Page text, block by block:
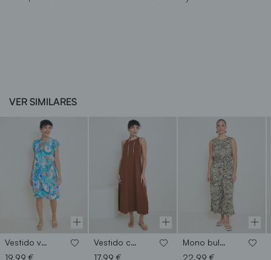
VER SIMILARES
Vestido volante estampado
19,99 €
Vestido cuello halter
17,99 €
Mono bulgary palmeras
22,99 €